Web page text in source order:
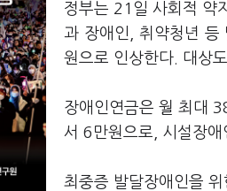
정부는 21일 사회적 약
과 장애인, 취약청년
원으로 인상한다. 대상
장애인연금은 월 최대
서 6만원으로, 시설장
최중증 발달장애인을